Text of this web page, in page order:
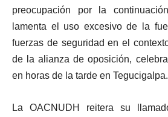
preocupación por la
lamenta el uso excesivo de la
fuerzas de seguridad en el
de la alianza de oposición,
en horas de la tarde en Tegucigalpa.
La OACNUDH reitera su